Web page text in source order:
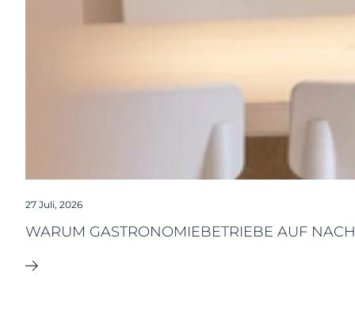
27 Juli, 2026
WARUM GASTRONOMIEBETRIEBE AUF